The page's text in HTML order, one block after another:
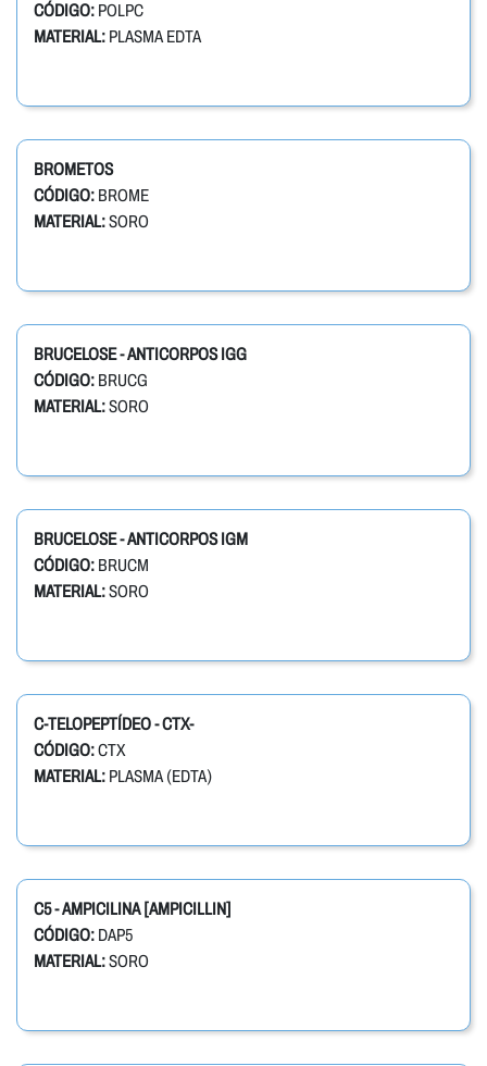
CÓDIGO: POLPC
MATERIAL: PLASMA EDTA
BROMETOS
CÓDIGO: BROME
MATERIAL:SORO
BRUCELOSE - ANTICORPOS IGG
CÓDIGO: BRUCG
MATERIAL:SORO
BRUCELOSE - ANTICORPOS IGM
CÓDIGO: BRUCM
MATERIAL:SORO
C-TELOPEPTÍDEO - CTX-
CÓDIGO:CTX
MATERIAL: PLASMA (EDTA)
C5 - AMPICILINA [AMPICILLIN]
CÓDIGO: DAP5
MATERIAL:SORO